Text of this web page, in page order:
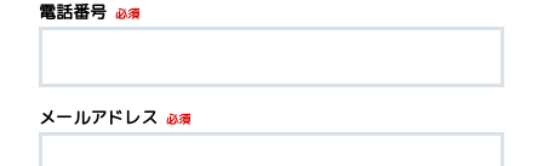
電話番号 必須
メールアドレス 必須